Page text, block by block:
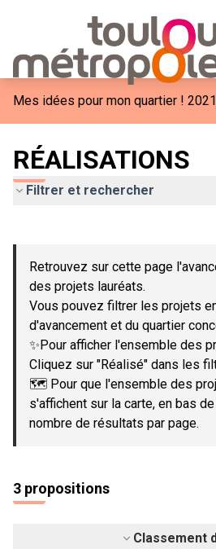
Mes idées pour mon quartier ! 2021
RÉALISATIONS
Filtrer et rechercher
−
Retrouvez sur cette page
des projets lauréats.
Vous pouvez filtrer les projets
d'avancement et du quartier
✨Pour afficher l'ensemble des
Cliquez sur "Réalisé" dans les
🗺️ Pour que l'ensemble des
s'affichent sur la carte, en bas
nombre de résultats par page.
3 propositions
Classement